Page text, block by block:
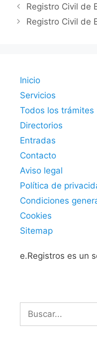
Registro Civil de
Registro Civil de
Inicio
Servicios
Todos los trámites
Directorios
Entradas
Contacto
Aviso legal
Política de
Condiciones
Cookies
Sitemap
e.Registros es un
Buscar: